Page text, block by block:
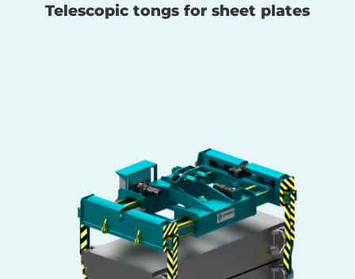
Telescopic tongs for sheet plates